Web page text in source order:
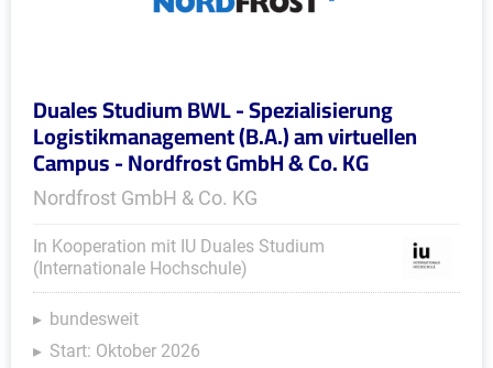
Duales Studium BWL - Spezialisierung
Logistikmanagement (B.A.) am virtuellen
Campus - Nordfrost GmbH & Co. KG
Nordfrost GmbH & Co. KG
In Kooperation mit IU Duales Studium
(Internationale Hochschule)
bundesweit
Start: Oktober 2026